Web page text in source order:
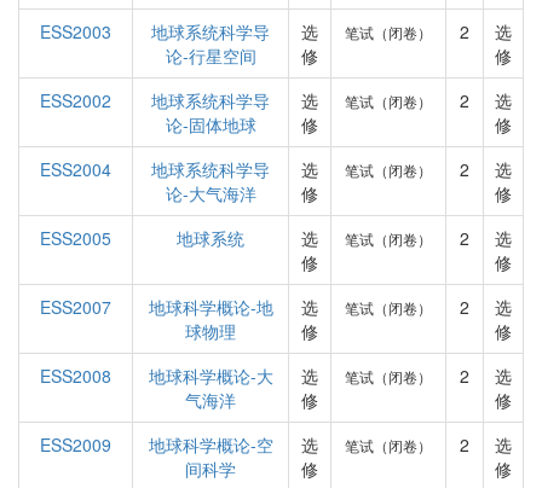
ESS2003
地球系统科学导
论-行星空间
选
修
笔试（闭卷） 2
选
修
ESS2002
地球系统科学导
论-固体地球
选
修
笔试（闭卷） 2
选
修
ESS2004
地球系统科学导
论-大气海洋
选
修
笔试（闭卷） 2
选
修
ESS2005
地球系统
选
修
笔试（闭卷） 2
选
修
ESS2007
地球科学概论-地
球物理
选
修
笔试（闭卷） 2
选
修
ESS2008
地球科学概论-大
气海洋
选
修
笔试（闭卷） 2
选
修
ESS2009
地球科学概论-空
间科学
选
修
笔试（闭卷） 2
选
修